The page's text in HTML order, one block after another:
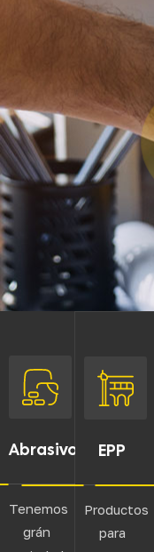
Abrasivos
Tenemos
grán
EPP
Productos
para